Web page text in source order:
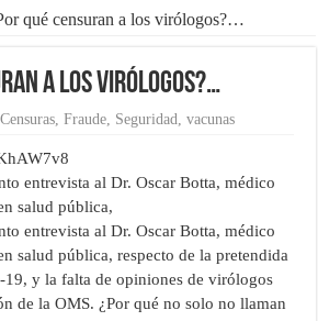
qué censuran a los virólogos?…
a los virólogos?…
Censuras ,Fraude Seguridad ,vacunas
entrevista al Dr. Oscar Botta, médico
salud pública,
entrevista al Dr. Oscar Botta, médico
salud pública, respecto de la pretendida
y la falta de opiniones de virólogos
de la OMS. ¿Por qué no solo no llaman